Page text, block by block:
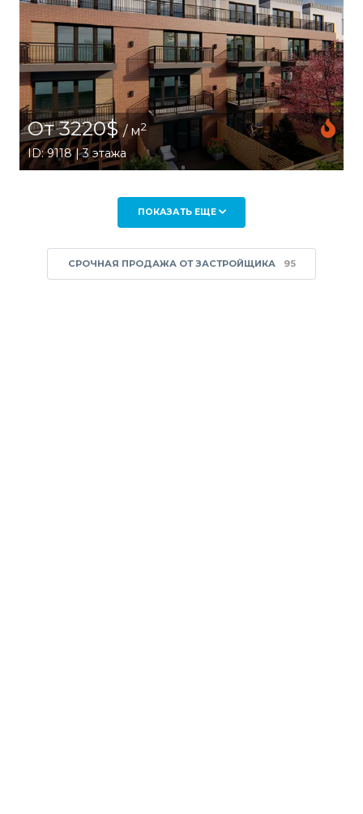
От 3220$/ м2
ID: 9118 | 3 этажа
ПОКАЗАТЬ ЕЩЕ
СРОЧНАЯ ПРОДАЖА ОТ ЗАСТРОЙЩИКА 95